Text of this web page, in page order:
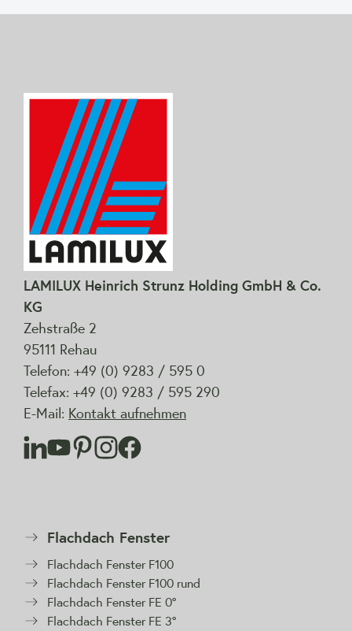
LAMILUX Heinrich Strunz Holding GmbH & Co.
KG
Zehstraße 2
95111 Rehau
Telefon: +49 (0) 9283 / 595 0
Telefax: +49 (0) 9283 / 595 290
E-Mail: Kontakt aufnehmen
Flachdach Fenster
Flachdach Fenster F100
Flachdach Fenster F100 rund
Flachdach Fenster FE 0°
Flachdach Fenster FE 3°